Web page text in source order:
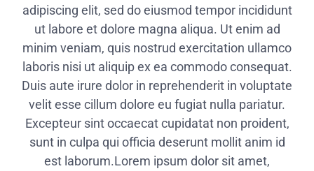
adipiscing elit, sed do eiusmod tempor incididunt
ut labore et dolore magna aliqua. Ut enim ad
minim veniam, quis nostrud exercitation ullamco
laboris nisi ut aliquip ex ea commodo consequat.
Duis aute irure dolor in reprehenderit in voluptate
velit esse cillum dolore eu fugiat nulla pariatur.
Excepteur sint occaecat cupidatat non proident,
sunt in culpa qui officia deserunt mollit anim id
est laborum.Lorem ipsum dolor sit amet,